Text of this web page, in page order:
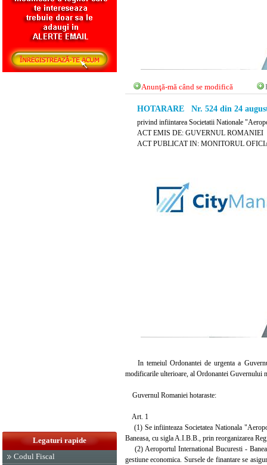
Legaturi rapide
Codul Fiscal
Anunţă-mă când se modifică
HOTARARE Nr. 524 din 24
privind infiintarea Societatii Nationale
ACT EMIS DE: GUVERNUL ROMANIEI
ACT PUBLICAT IN: MONITORUL
In temeiul Ordonantei de urgenta a
modificarile ulterioare, al Ordonantei Guvernului
Guvernul Romaniei hotaraste:
Art. 1
(1) Se infiinteaza Societatea Nationala
Baneasa, cu sigla A.I.B.B., prin reorganizarea
(2) Aeroportul International Bucuresti -
gestiune economica. Sursele de finantare se